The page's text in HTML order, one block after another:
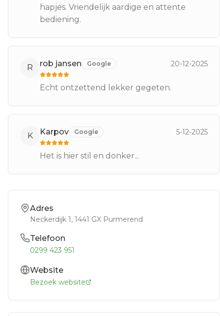
hapjes. Vriendelijk aardige en attente
bediening.
R rob jansen Google 20-12-2025
Echt ontzettend lekker gegeten.
K Karpov Google 5-12-2025
Het is hier stil en donker...
Adres
Neckerdijk 1, 1441 GX Purmerend
Telefoon
0299 423 951
Website
Bezoek website